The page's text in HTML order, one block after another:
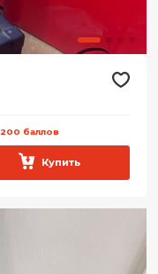
200 баллов
Купить